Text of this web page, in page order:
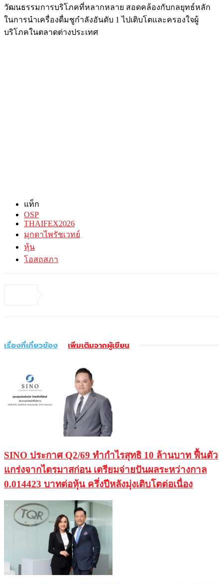
วัฒนธรรมการบริโภคที่หลากหลาย สอดคล้องกับกลยุทธ์หลัก
ในการนำเครื่องดื่มชูกำลังอันดับ 1 ไปเติบโตและครองใจผู้
บริโภคในตลาดต่างประเทศ
แท็ก
OSP
THAIFEX2026
มุกดาไพรัชเวทย์
หุ้น
โอสถสภา
เรื่องที่เกี่ยวข้อง เพิ่มเติมจากผู้เขียน
SINO ประกาศ Q2/69 ทำกำไรสุทธิ 10 ล้านบาท ฟื้นตัว
แกร่งจากไตรมาสก่อน เตรียมจ่ายปันผลระหว่างกาล
0.014423 บาทต่อหุ้น ครึ่งปีหลังมุ่งเติบโตต่อเนื่อง